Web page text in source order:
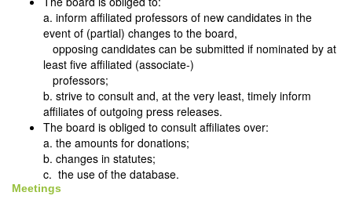
a. inform affiliated professors of new candidates in the
event of (partial) changes to the board,
opposing candidates can be submitted if nominated by at
least five affiliated (associate-)
professors;
b. strive to consult and, at the very least, timely inform
affiliates of outgoing press releases.
The board is obliged to consult affiliates over:
a. the amounts for donations;
b. changes in statutes;
c. the use of the database.
Meetings